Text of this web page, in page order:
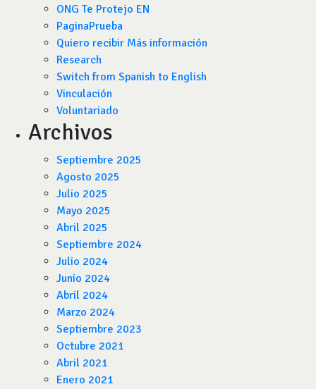
ONG Te Protejo EN
PaginaPrueba
Quiero recibir Más información
Research
Switch from Spanish to English
Vinculación
Voluntariado
Archivos
Septiembre 2025
Agosto 2025
Julio 2025
Mayo 2025
Abril 2025
Septiembre 2024
Julio 2024
Junio 2024
Abril 2024
Marzo 2024
Septiembre 2023
Octubre 2021
Abril 2021
Enero 2021